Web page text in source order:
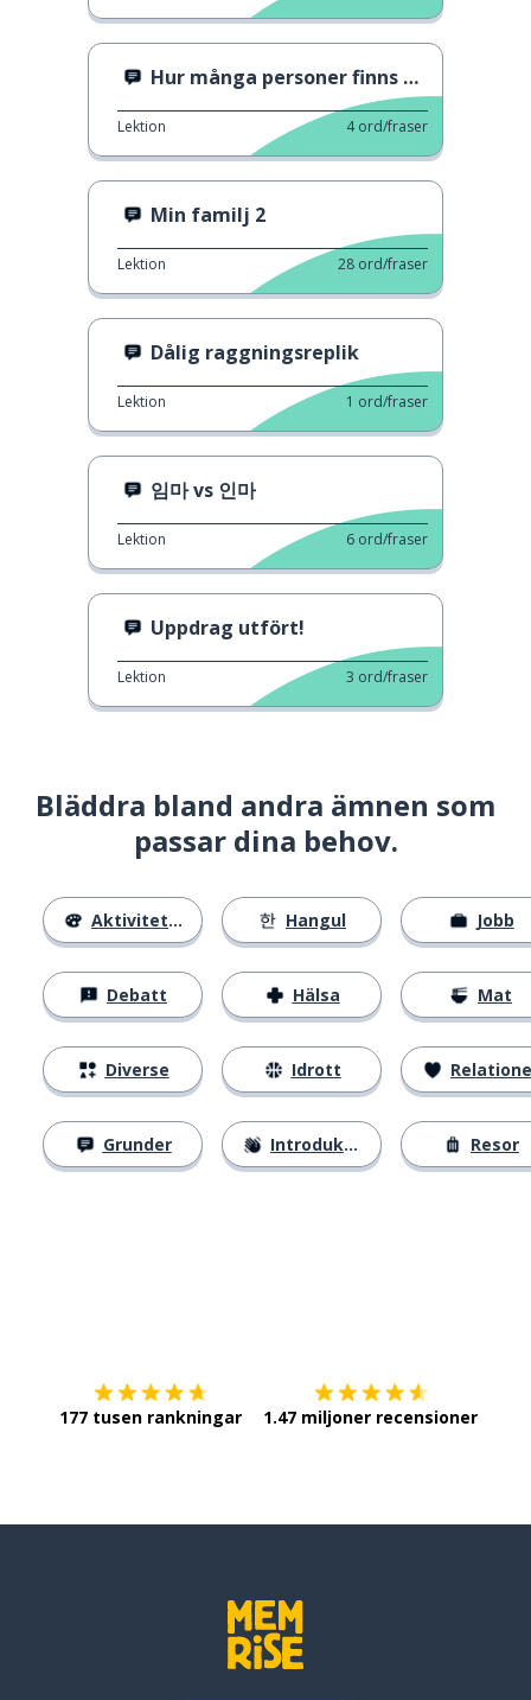
Hur många personer finns det i din familj?
Lektion 4 ord/fraser
Min familj 2
Lektion 28 ord/fraser
Dålig raggningsreplik
Lektion 1 ord/fraser
임마 vs 인마
Lektion 6 ord/fraser
Uppdrag utfört!
Lektion 3 ord/fraser
Bläddra bland andra ämnen som
passar dina behov.
Aktiviteter
Debatt
Diverse
Grunder
Hangul
Hälsa
Idrott
Introduktion
Jobb
Mat
Resor
177 tusen rankningar 1.47 miljoner recensioner